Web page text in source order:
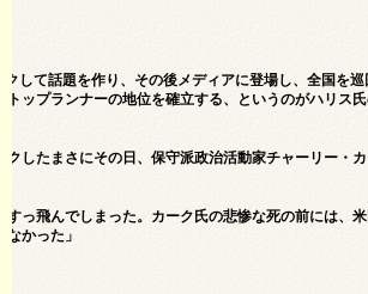
して話題を作り、その後メディアに登場し、全国を巡
ップランナーの地位を確立する、というのがハリス
したまさにその日、保守派政治活動家チャーリー・
っ飛んでしまった。カーク氏の悲惨な死の前には、
かった」